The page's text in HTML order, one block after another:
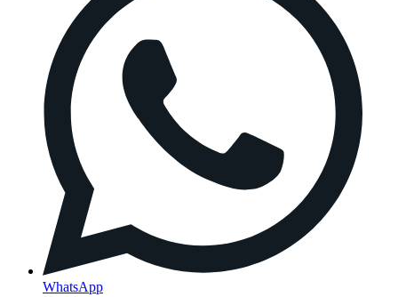
WhatsApp